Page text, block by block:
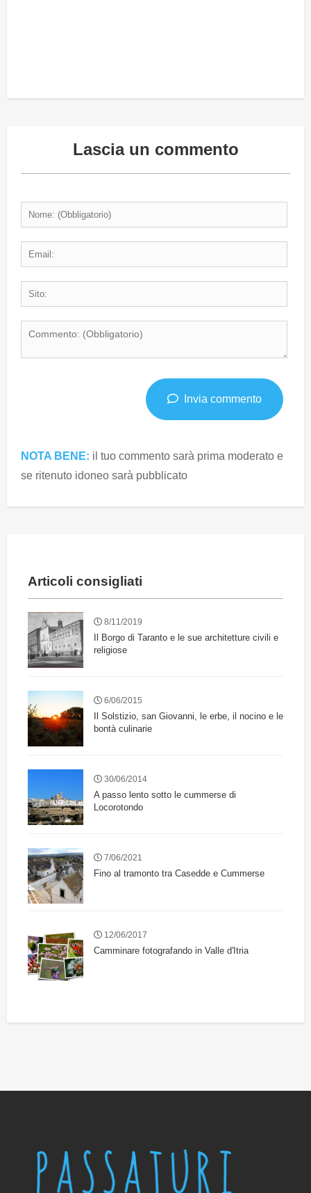
Lascia un commento
Invia commento
NOTA BENE: il tuo commento sarà prima moderato e
se ritenuto idoneo sarà pubblicato
Articoli consigliati
8/11/2019
Il Borgo di Taranto e le sue architetture civili e
religiose
6/06/2015
Il Solstizio, san Giovanni, le erbe, il nocino e le
bontà culinarie
30/06/2014
A passo lento sotto le cummerse di
Locorotondo
7/06/2021
Fino al tramonto tra Casedde e Cummerse
12/06/2017
Camminare fotografando in Valle d'Itria